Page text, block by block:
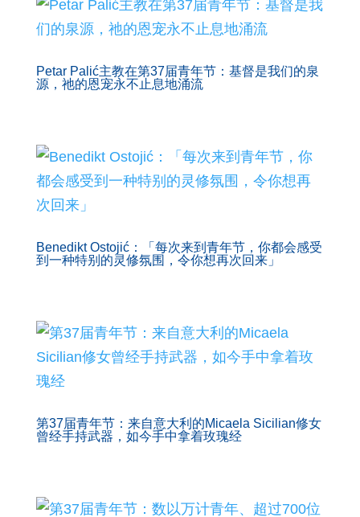
Petar Palić主教在第37届青年节：基督是我们的泉
源，祂的恩宠永不止息地涌流
Benedikt Ostojić：「每次来到青年节，你都会感受
到一种特别的灵修氛围，令你想再次回来」
第37届青年节：来自意大利的Micaela Sicilian修女
曾经手持武器，如今手中拿着玫瑰经